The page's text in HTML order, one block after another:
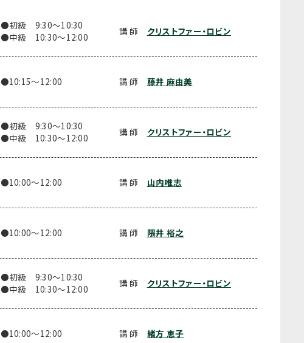
●初級 9:30〜10:30
●中級 10:30〜12:00
講 師 クリストファー・ロビン
●10:15〜12:00 講 師 藤井 麻由美
●初級 9:30〜10:30
●中級 10:30〜12:00
講 師 クリストファー・ロビン
●10:00〜12:00 講 師 山内唯志
●10:00〜12:00 講 師 隈井 裕之
●初級 9:30〜10:30
●中級 10:30〜12:00
講 師 クリストファー・ロビン
●10:00〜12:00 講 師 緒方 恵子